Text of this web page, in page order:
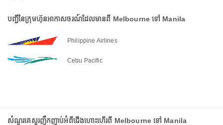
បញ្ជីនៃក្រុមហ៊ុនអាកាសចរណ៍ដែលមានពី Melbourne ទៅ Manila
Philippine Airlines
Cebu Pacific
សំណួរគេសួរញឹកញាប់អំពីជើងហោះហើរពី Melbourne ទៅ Manila